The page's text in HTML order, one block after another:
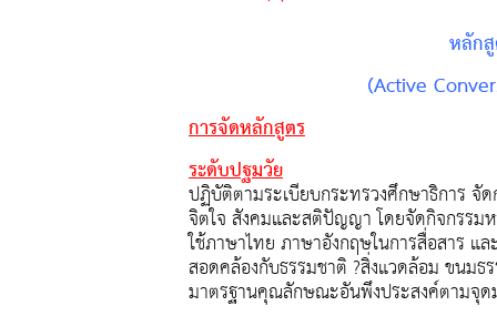
หลัก
(Active
การจัดหลักสูตร
ระดับปฐมวัย
ปฏิบัติตามระเบียบกระทรวงศึกษาธิการ จัด
จิตใจ สังคมและสติปัญญา โดยจัดกิจกรรม
ใช้ภาษาไทย ภาษาอังกฤษในการสื่อสาร แ
สอดคล้องกับธรรมชาติ ?สิ่งแวดล้อม ขนม
มาตรฐานคุณลักษณะอันพึงประสงค์ตามจุด